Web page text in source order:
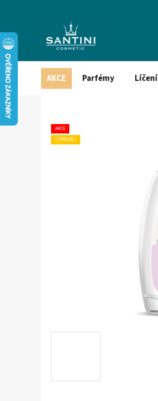
AKCE Parfémy Líčení
AKCE
VÝPRODEJ